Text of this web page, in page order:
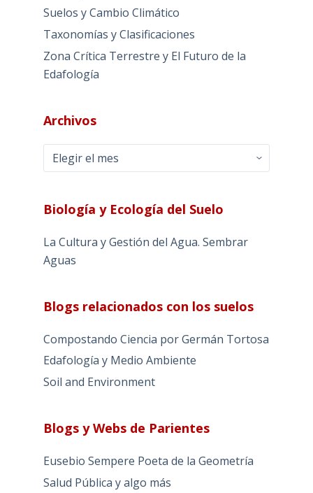
Suelos y Cambio Climático
Taxonomías y Clasificaciones
Zona Crítica Terrestre y El Futuro de la
Edafología
Archivos
Archivos
Biología y Ecología del Suelo
La Cultura y Gestión del Agua. Sembrar
Aguas
Blogs relacionados con los suelos
Compostando Ciencia por Germán Tortosa
Edafología y Medio Ambiente
Soil and Environment
Blogs y Webs de Parientes
Eusebio Sempere Poeta de la Geometría
Salud Pública y algo más